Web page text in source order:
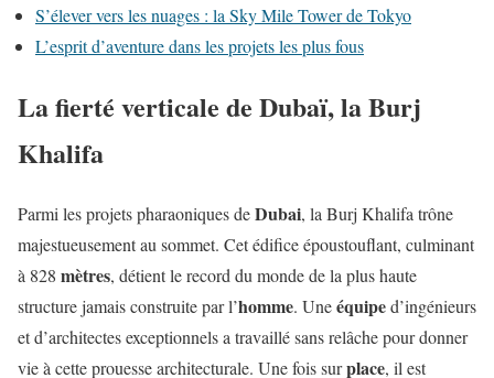
S’élever vers les nuages : la Sky Mile Tower de Tokyo
L’esprit d’aventure dans les projets les plus fous
La fierté verticale de Dubaï, la Burj
Khalifa
Parmi les projets pharaoniques deDubai, la Burj Khalifa trône
majestueusement au sommet. Cet édifice époustouflant, culminant
à 828 mètres, détient le record du monde de la plus haute
structure jamais construite par l’homme. Uneéquiped’ingénieurs
et d’architectes exceptionnels a travaillé sans relâche pour donner
vie à cette prouesse architecturale. Une fois surplace, il est